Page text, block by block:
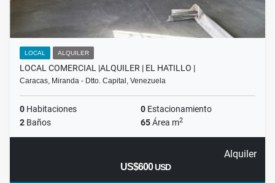
LOCAL ALQUILER
LOCAL COMERCIAL |ALQUILER | EL HATILLO |
Caracas, Miranda - Dtto. Capital, Venezuela
0 Habitaciones 0 Estacionamiento
2 Baños 65Área m2
Alquiler
US$600USD